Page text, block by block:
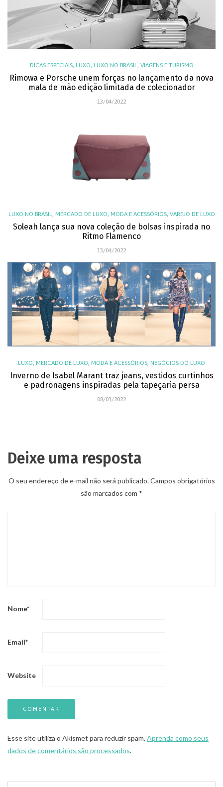
DICAS ESPECIAIS, LUXO, LUXO NO BRASIL, VIAGENS E TURISMO
Rimowa e Porsche unem forças no lançamento da nova
mala de mão edição limitada de colecionador
13/04/2022
LUXO NO BRASIL, MERCADO DE LUXO, MODA E ACESSÓRIOS, VAREJO DE LUXO
Soleah lança sua nova coleção de bolsas inspirada no
Ritmo Flamenco
13/04/2022
LUXO, MERCADO DE LUXO, MODA E ACESSÓRIOS, NEGÓCIOS DO LUXO
Inverno de Isabel Marant traz jeans, vestidos curtinhos
e padronagens inspiradas pela tapeçaria persa
08/03/2022
Deixe uma resposta
O seu endereço de e-mail não será publicado.Campos obrigatórios
são marcados com *
Nome*
Email*
Website
Esse site utiliza o Akismet para reduzir spam.Aprenda como seus
dados de comentários são processados.